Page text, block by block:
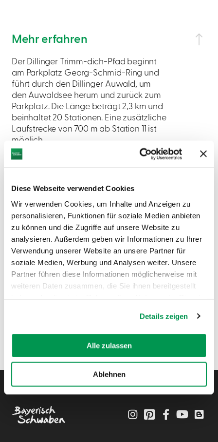
Diese Webseite verwendet Cookies
Wir verwenden Cookies, um Inhalte und Anzeigen zu
personalisieren, Funktionen für soziale Medien anbieten
zu können und die Zugriffe auf unsere Website zu
analysieren. Außerdem geben wir Informationen zu Ihrer
Verwendung unserer Website an unsere Partner für
soziale Medien, Werbung und Analysen weiter. Unsere
Partner führen diese Informationen möglicherweise mit
weiteren Daten zusammen, die Sie ihnen bereitgestellt
Details zeigen
Alle zulassen
Ablehnen
Mehr erfahren
Der Dillinger Trimm-dich-Pfad beginnt
am Parkplatz Georg-Schmid-Ring und
führt durch den Dillinger Auwald, um
den Auwaldsee herum und zurück zum
Parkplatz. Die Länge beträgt 2,3 km und
beinhaltet 20 Stationen. Eine zusätzliche
Laufstrecke von 700 m ab Station 11 ist
möglich.
AUF DER KARTE ANZEIGEN
InstagramPinterestFacebookYouTube